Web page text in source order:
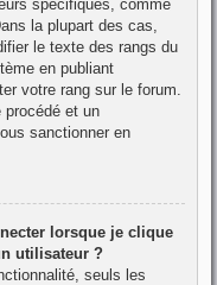
spécifiques, comme
la plupart des cas,
le texte des rangs du
en publiant
votre rang sur le forum.
procédé et un
sanctionner en
lorsque je clique
utilisateur ?
seuls les